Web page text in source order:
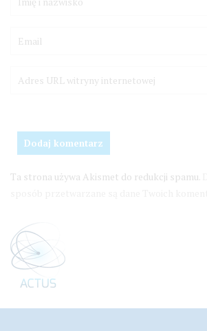
Ta strona używa Akismet do redukcji spamu.